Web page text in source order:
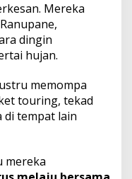
Mereka
dingin
hujan.
memompa
touring, tekad
di tempat lain
mereka